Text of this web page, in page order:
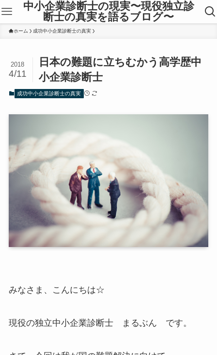
中小企業診断士の現実〜現役独立診
断士の真実を語るブログ〜
ホーム 成功中小企業診断士の真実
日本の難題に立ちむかう高学歴中
小企業診断士
2018
4/11
成功中小企業診断士の真実
みなさま、こんにちは☆
現役の独立中小企業診断士 まるぶん です。